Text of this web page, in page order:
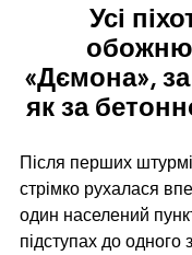
Усі
«Дємона»,
як за
Після перших
стрімко рухалася
один населений
підступах до одного